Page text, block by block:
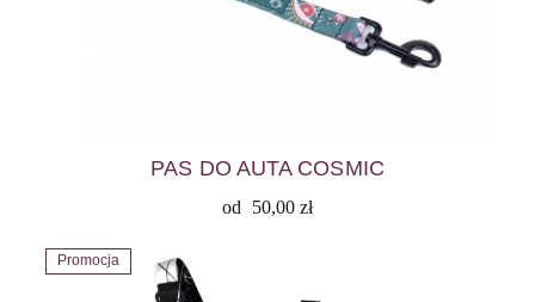
PAS DO AUTA COSMIC
od 50,00 zł
Promocja